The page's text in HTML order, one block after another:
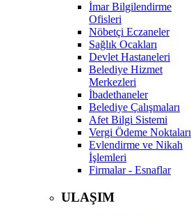
İmar Bilgilendirme
Ofisleri
Nöbetçi Eczaneler
Sağlık Ocakları
Devlet Hastaneleri
Belediye Hizmet
Merkezleri
İbadethaneler
Belediye Çalışmaları
Afet Bilgi Sistemi
Vergi Ödeme Noktaları
Evlendirme ve Nikah
İşlemleri
Firmalar - Esnaflar
ULAŞIM